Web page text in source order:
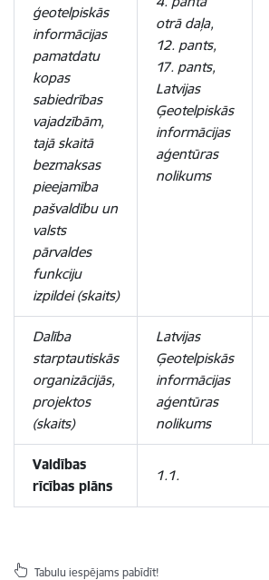
ģeotelpiskās
informācijas
pamatdatu
kopas
sabiedrības
vajadzībām,
tajā skaitā
bezmaksas
pieejamība
pašvaldību un
valsts
pārvaldes
funkciju
izpildei (skaits)
otrā daļa,
12. pants,
17. pants,
Latvijas
Ģeotelpiskās
informācijas
aģentūras
nolikums
Dalība
starptautiskās
organizācijās,
projektos
(skaits)
Latvijas
Ģeotelpiskās
informācijas
aģentūras
nolikums
Valdības
rīcības plāns
1.1.
Tabulu iespējams pabīdīt!